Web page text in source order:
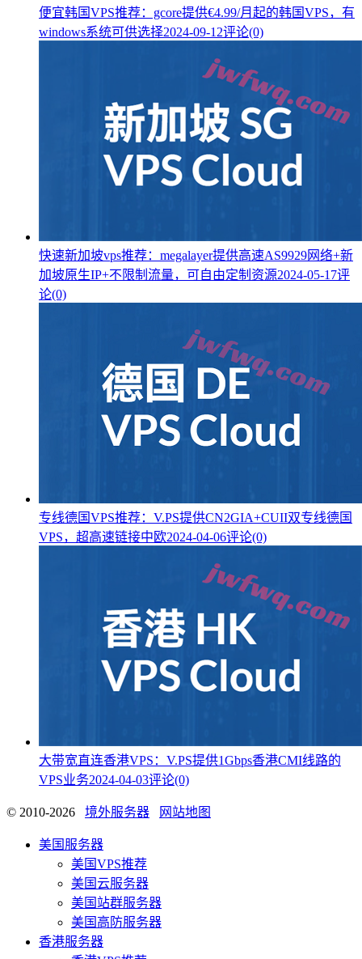
便宜韩国VPS推荐：gcore提供€4.99/月起的韩国VPS，有
windows系统可供选择2024-09-12评论(0)
快速新加坡vps推荐：megalayer提供高速AS9929网络+新
加坡原生IP+不限制流量，可自由定制资源2024-05-17评
论(0)
专线德国VPS推荐：V.PS提供CN2GIA+CUII双专线德国
VPS，超高速链接中欧2024-04-06评论(0)
大带宽直连香港VPS：V.PS提供1Gbps香港CMI线路的
VPS业务2024-04-03评论(0)
© 2010-2026 境外服务器 网站地图
美国服务器
美国VPS推荐
美国云服务器
美国站群服务器
美国高防服务器
香港服务器